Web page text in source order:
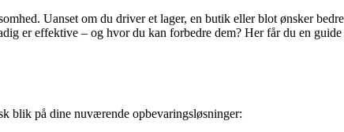
Uanset om du driver et lager, en butik eller blot ønsker
er effektive – og hvor du kan forbedre dem? Her får du en
blik på dine nuværende opbevaringsløsninger: